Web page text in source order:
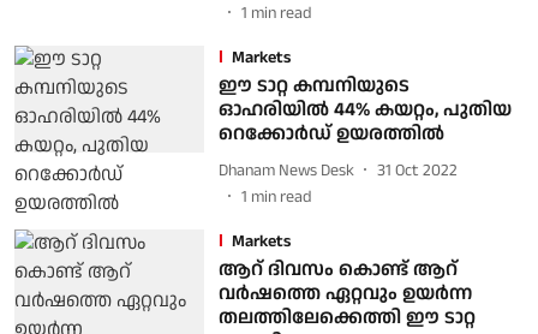
1 min read
Markets
ഈ ടാറ്റ കമ്പനിയുടെ
ഓഹരിയില്‍ 44% കയറ്റം, പുതിയ
റെക്കോര്‍ഡ് ഉയരത്തില്‍
Dhanam News Desk
31 Oct 2022
1 min read
Markets
ആറ് ദിവസം കൊണ്ട് ആറ്
വര്‍ഷത്തെ ഏറ്റവും ഉയര്‍ന്ന
തലത്തിലേക്കെത്തി ഈ ടാറ്റ